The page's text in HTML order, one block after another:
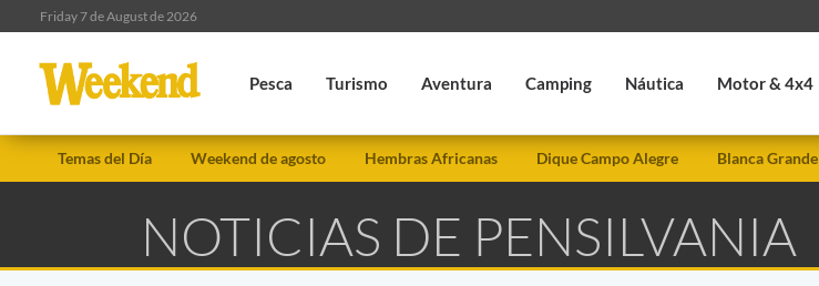
Friday 7 de August de 2026
Pesca Turismo Aventura Camping Náutica Motor & 4x4
Temas del Día Weekend de agosto Hembras Africanas Dique Campo Alegre Blanca Grande
NOTICIAS DE PENSILVANIA